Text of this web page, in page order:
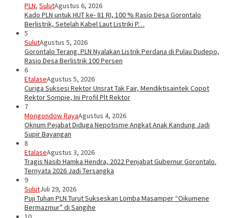
PLN, SulutAgustus 6, 2026
Kado PLN untuk HUT ke- 81 RI, 100 % Rasio Desa Gorontalo
Berlistrik, Setelah Kabel Laut Listriki P…
5
SulutAgustus 5, 2026
Gorontalo Terang. PLN Nyalakan Listrik Perdana di Pulau Dudepo,
Rasio Desa Berlistrik 100 Persen
6
EtalaseAgustus 5, 2026
Curiga Suksesi Rektor Unsrat Tak Fair, Mendiktisaintek Copot
Rektor Sompie, Ini Profil Plt Rektor
7
Mongondow RayaAgustus 4, 2026
Oknum Pejabat Diduga Nepotisme Angkat Anak Kandung Jadi
Supir Bayangan
8
EtalaseAgustus 3, 2026
Tragis Nasib Hamka Hendra, 2022 Penjabat Gubernur Gorontalo.
Ternyata 2026 Jadi Tersangka
9
SulutJuli 29, 2026
Puji Tuhan PLN Turut Sukseskan Lomba Masamper “Oikumene
Bermazmur” di Sangihe